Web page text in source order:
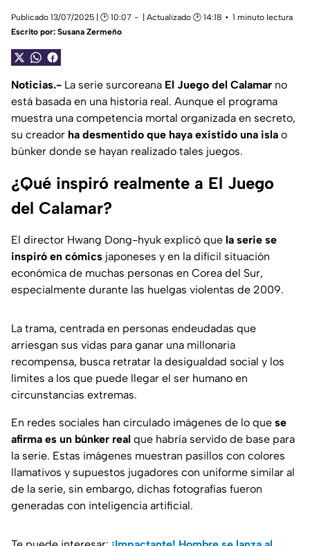
Publicado 13/07/2025 | 🕑 10:07 | Actualizado 🕑 14:18
1 minuto lectura
Escrito por: Susana Zermeño
Noticias.- La serie surcoreana El Juego del Calamar no
está basada en una historia real. Aunque el programa
muestra una competencia mortal organizada en secreto,
su creador ha desmentido que haya existido una isla o
búnker donde se hayan realizado tales juegos.
¿Qué inspiró realmente a El Juego
del Calamar?
El director Hwang Dong-hyuk explicó que la serie se
inspiró en cómics japoneses y en la difícil situación
económica de muchas personas en Corea del Sur,
especialmente durante las huelgas violentas de 2009.
La trama, centrada en personas endeudadas que
arriesgan sus vidas para ganar una millonaria
recompensa, busca retratar la desigualdad social y los
límites a los que puede llegar el ser humano en
circunstancias extremas.
En redes sociales han circulado imágenes de lo que se
afirma es un búnker real que habría servido de base para
la serie. Estas imágenes muestran pasillos con colores
llamativos y supuestos jugadores con uniforme similar al
de la serie, sin embargo, dichas fotografías fueron
generadas con inteligencia artificial.